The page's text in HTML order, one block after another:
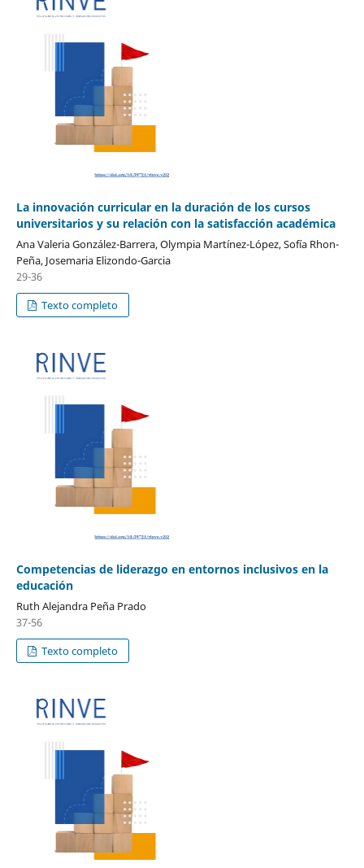
La innovación curricular en la duración de los cursos
universitarios y su relación con la satisfacción académica
Ana Valeria González-Barrera, Olympia Martínez-López, Sofía Rhon-
Peña, Josemaria Elizondo-Garcia
29-36
Texto completo
Competencias de liderazgo en entornos inclusivos en la
educación
Ruth Alejandra Peña Prado
37-56
Texto completo